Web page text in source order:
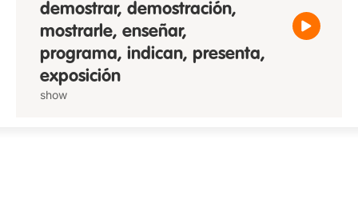
demostrar, demostración,
mostrarle, enseñar,
programa, indican, presenta,
exposición
show